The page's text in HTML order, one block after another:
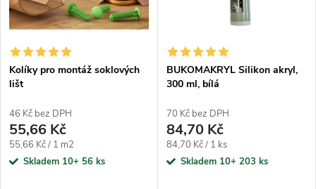
Kolíky pro montáž soklových
lišt
46 Kč bez DPH
55,66 Kč
Měrná cena:
55,66 Kč / 1 m2
Skladem 10+ 56 ks
BUKOMAKRYL Silikon akryl,
300 ml, bílá
70 Kč bez DPH
84,70 Kč
Měrná cena:
84,70 Kč / 1 ks
Skladem 10+ 203 ks